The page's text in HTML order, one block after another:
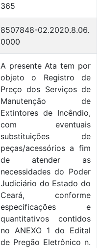
365
8507848-02.2020.8.06.
0000
A presente Ata tem por
objeto o Registro de
Preço dos Serviços de
Manutenção de
Extintores de Incêndio,
com eventuais
substituições de
peças/acessórios a fim
de atender as
necessidades do Poder
Judiciário do Estado do
Ceará, conforme
especificações e
quantitativos contidos
no ANEXO 1 do Edital
de Pregão Eletrônico n.